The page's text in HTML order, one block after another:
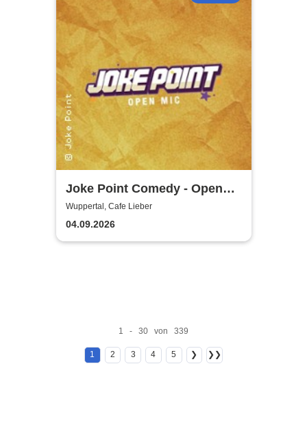
Joke Point Comedy - Open
Mic | Cafe Lieber
Wuppertal, Cafe Lieber
04.09.2026
1 - 30 von 339
1 2 3 4 5 ❯ ❯❯